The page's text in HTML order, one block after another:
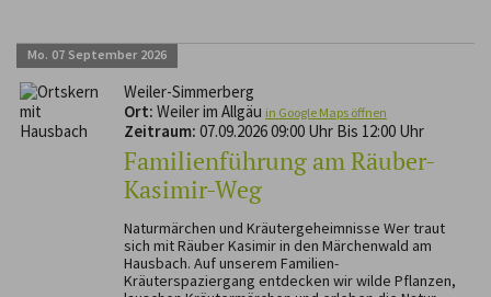
Mo. 07 September 2026
Weiler-Simmerberg
Ort: Weiler im Allgäu in Google Maps öffnen
Zeitraum: 07.09.2026 09:00 Uhr Bis 12:00 Uhr
Familienführung am Räuber-
Kasimir-Weg
Naturmärchen und Kräutergeheimnisse Wer traut
sich mit Räuber Kasimir in den Märchenwald am
Hausbach. Auf unserem Familien-
Kräuterspaziergang entdecken wir wilde Pflanzen,